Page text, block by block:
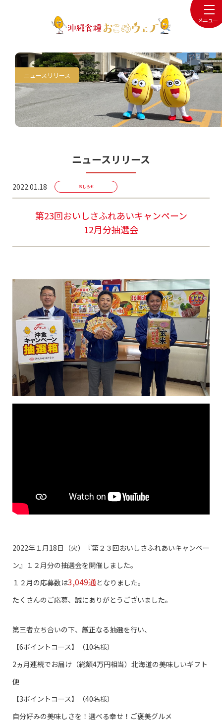
メニュー
ニュースリリース
ニュースリリース
2022.01.18 おしらせ
第23回おいしさふれあいキャンペーン
12月分抽選会
2022年１月18日（火）『第２３回おいしさふれあいキャンペー
ン』１２月分の抽選会を開催しました。
１２月の応募数は3,049通となりました。
たくさんのご応募、誠にありがとうございました。
第三者立ち合いの下、厳正なる抽選を行い、
【6ポイントコース】（10名様）
2ヵ月連続でお届け（総額4万円相当）北海道の美味しいギフト
便
【3ポイントコース】（40名様）
自分好みの美味しさを！選べる幸せ！ご褒美グルメ